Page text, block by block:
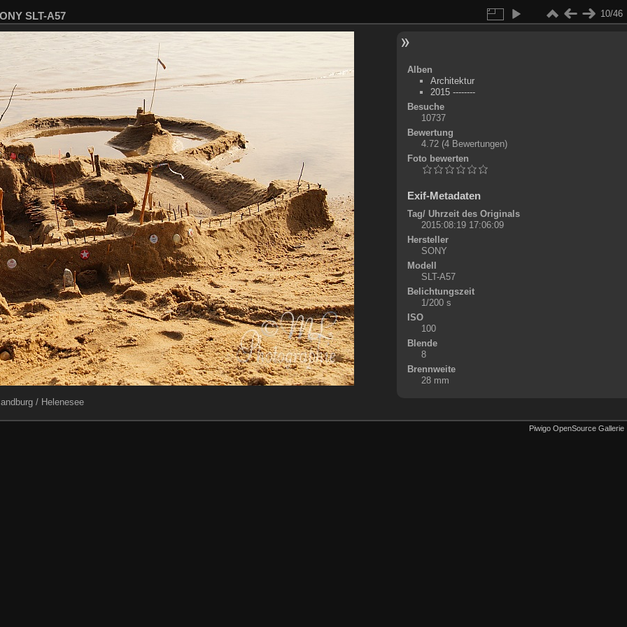
SLT-A57 10/46
/ Helenesee
Alben
Architektur
2015 --------
Besuche
10737
Bewertung
4.72 (4 Bewertungen)
Foto bewerten
Exif-Metadaten
Tag/ Uhrzeit des Originals
2015:08:19 17:06:09
Hersteller
SONY
Modell
SLT-A57
Belichtungszeit
1/200 s
ISO
100
Blende
8
Brennweite
28 mm
Piwigo OpenSource Gallerie